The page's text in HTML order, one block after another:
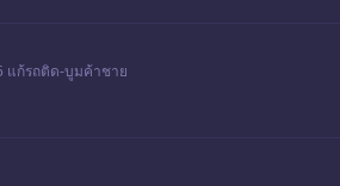
แก้รถติด-บูมค้าชาย